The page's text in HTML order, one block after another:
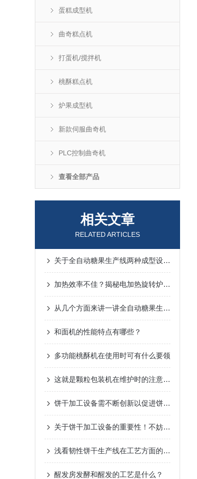
蛋糕成型机
曲奇糕点机
打蛋机/搅拌机
桃酥糕点机
炉果成型机
新款伺服曲奇机
PLC控制曲奇机
查看全部产品
相关文章
RELATED ARTICLES
关于全自动糖果生产线两种成型设备的工作原理介绍
加热效率不佳？揭秘电加热旋转炉的常见问题与解决秘籍！
从几个方面来讲一讲全自动糖果生产线的维护技巧
和面机的性能特点有哪些？
多功能桃酥机在使用时可有什么要领
这就是颗粒包装机在维护时的注意事项
饼干加工设备需不断创新以促进饼干行业的发展
关于饼干加工设备的重要性！不妨进来看看！
浅看韧性饼干生产线在工艺方面的特点
醒发房发酵和醒发的工艺是什么？